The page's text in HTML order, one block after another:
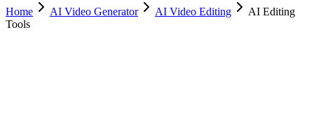
Home
AI Video Generator AI Video Editing
AI Editing
Tools